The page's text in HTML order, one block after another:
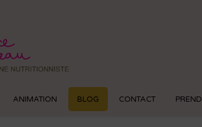
ANIMATION BLOG CONTACT